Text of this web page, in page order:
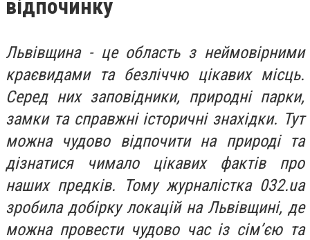
відпочинку
Львівщина - це область з неймовірними
краєвидами та безліччю цікавих місць.
Серед них заповідники, природні парки,
замки та справжні історичні знахідки. Тут
можна чудово відпочити на природі та
дізнатися чимало цікавих фактів про
наших предків. Тому журналістка 032.ua
зробила добірку локацій на Львівщині, де
можна провести чудово час із сім’єю та